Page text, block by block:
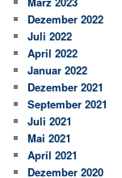
Dezember 2022
Juli 2022
April 2022
Januar 2022
Dezember 2021
September 2021
Juli 2021
Mai 2021
April 2021
Dezember 2020